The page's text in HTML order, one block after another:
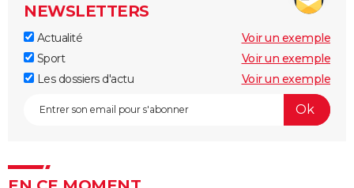
NEWSLETTERS
Actualité
Voir un exemple
Sport
Voir un exemple
Les dossiers d'actu
Voir un exemple